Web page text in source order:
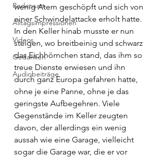
Redensart
Alltagsimpressionen
Videos
Gedanken
Audiobeiträge
wenig Atem geschöpft und sich von
einer Schwindelattacke erholt hatte.
In den Keller hinab musste er nun
steigen, wo breitbeinig und schwarz
das Eichhörnchen stand, das ihm so
treue Dienste erwiesen und ihn
durch ganz Europa gefahren hatte,
ohne je eine Panne, ohne je das
geringste Aufbegehren. Viele
Gegenstände im Keller zeugten
davon, der allerdings ein wenig
aussah wie eine Garage, vielleicht
sogar die Garage war, die er vor